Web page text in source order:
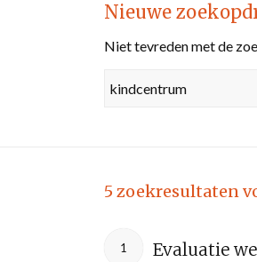
Nieuwe
Niet tevreden met de
5 zoekresultaten
1 Evaluatie